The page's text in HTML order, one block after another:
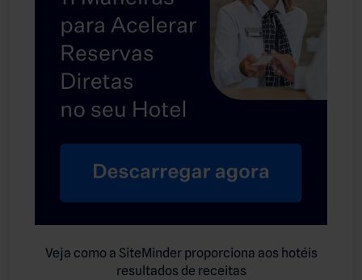
Veja como a SiteMinder proporciona aos hotéis
resultados de receitas